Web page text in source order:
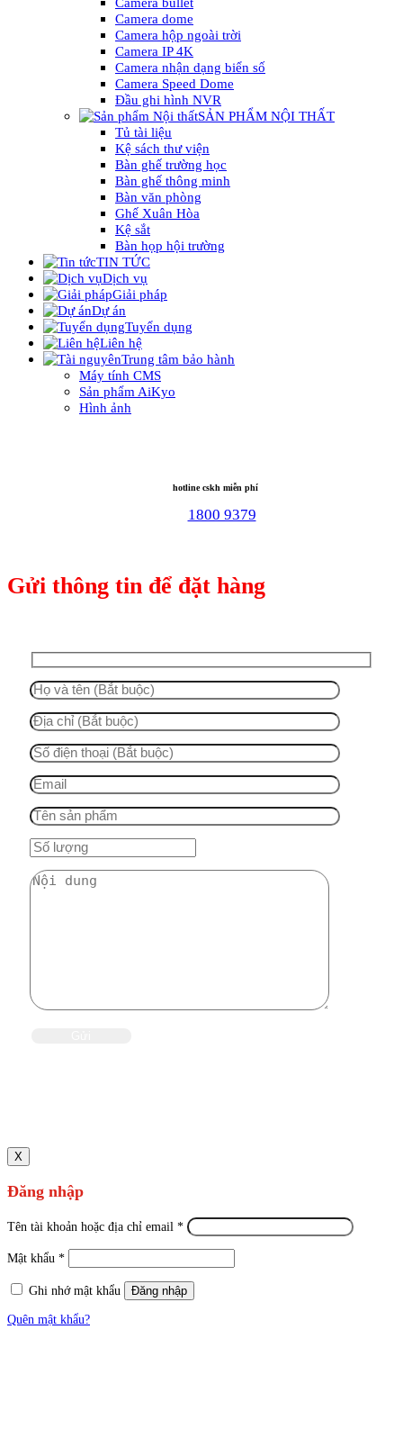
Camera dome
Camera hộp ngoài trời
Camera IP 4K
Camera nhận dạng biển số
Camera Speed Dome
Đầu ghi hình NVR
SẢN PHẨM NỘI THẤT
Tủ tài liệu
Kệ sách thư viện
Bàn ghế trường học
Bàn ghế thông minh
Bàn văn phòng
Ghế Xuân Hòa
Kệ sắt
Bàn họp hội trường
TIN TỨC
Dịch vụ
Giải pháp
Dự án
Tuyển dụng
Liên hệ
Trung tâm bảo hành
Máy tính CMS
Sản phẩm AiKyo
Hình ảnh
hotline cskh miễn phí
1800 9379
Gửi thông tin để đặt hàng
X
Đăng nhập
Tên tài khoản hoặc địa chỉ email *
Mật khẩu *
Ghi nhớ mật khẩu Đăng nhập
Quên mật khẩu?